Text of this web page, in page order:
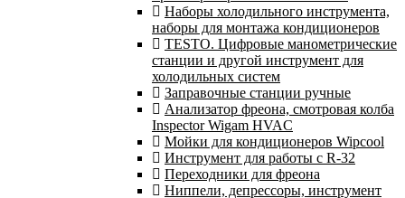
Наборы холодильного инструмента,
наборы для монтажа кондиционеров
TESTO. Цифровые манометрические
станции и другой инструмент для
холодильных систем
Заправочные станции ручные
Анализатор фреона, смотровая колба
Inspector Wigam HVAC
Мойки для кондиционеров Wipcool
Инструмент для работы с R-32
Переходники для фреона
Ниппели, депрессоры, инструмент